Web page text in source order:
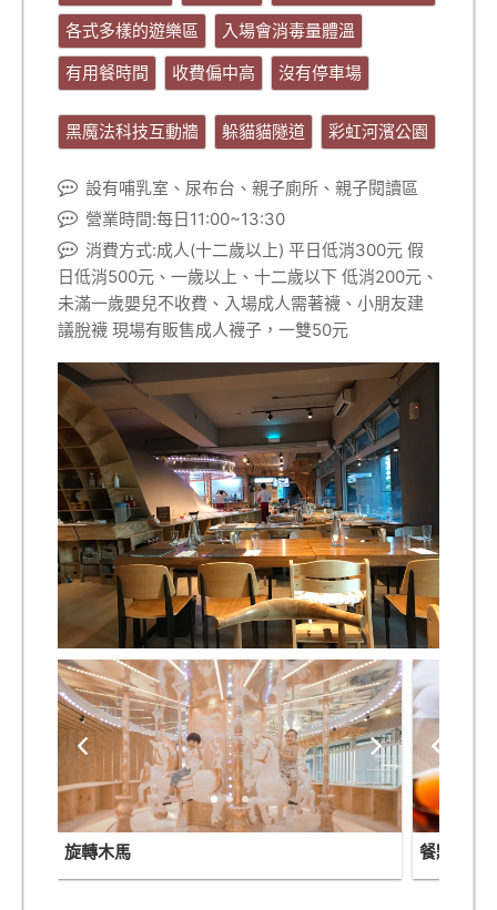
各式多樣的遊樂區
入場會消毒量體溫
有用餐時間
收費偏中高 沒有停車場
黑魔法科技互動牆 躲貓貓隧道 彩虹河濱公園
設有哺乳室、尿布台、親子廁所、親子閱讀區
營業時間:每日11:00~13:30
消費方式:成人(十二歲以上) 平日低消300元 假
日低消500元、一歲以上、十二歲以下 低消200元、
未滿一歲嬰兒不收費、入場成人需著襪、小朋友建
議脫襪 現場有販售成人襪子，一雙50元
旋轉木馬 餐點